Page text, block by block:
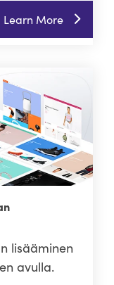
Learn More
lisääminen
avulla.